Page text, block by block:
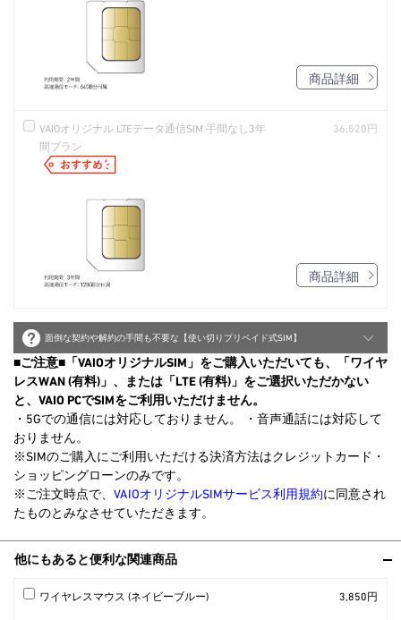
商品詳細
VAIOオリジナル LTEデータ通信SIM 手間なし3年
間プラン
36,520円
商品詳細
面倒な契約や解約の手間も不要な【使い切りプリペイド式SIM】
■ご注意■「VAIOオリジナルSIM」をご購入いただいても、「ワイヤ
レスWAN (有料)」、または「LTE (有料)」をご選択いただかない
と、VAIO PCでSIMをご利用いただけません。
・5Gでの通信には対応しておりません。 ・音声通話には対応して
おりません。
※SIMのご購入にご利用いただける決済方法はクレジットカード・
ショッピングローンのみです。
※ご注文時点で、 VAIOオリジナルSIMサービス利用規約に同意され
たものとみなさせていただきます。
他にもあると便利な関連商品
ワイヤレスマウス (ネイビーブルー) 3,850円